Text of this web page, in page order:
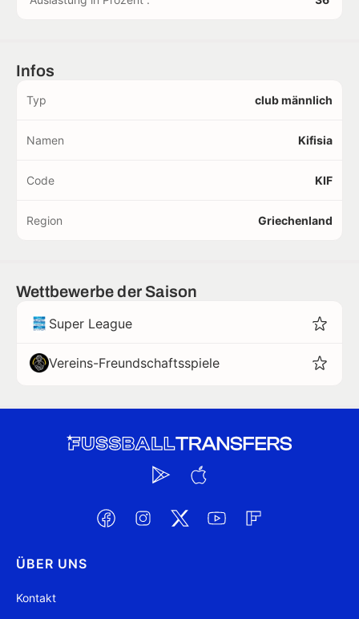
Infos
Typ club männlich
Namen Kifisia
Code KIF
Region Griechenland
Wettbewerbe der Saison
Super League
Vereins-Freundschaftsspiele
ÜBER UNS
Kontakt